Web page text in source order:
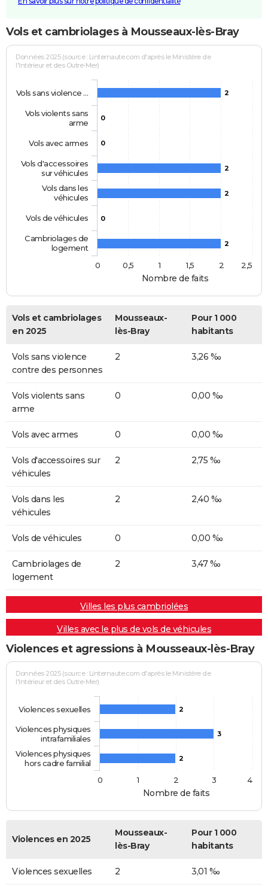
Vols et cambriolages à Mousseaux-lès-Bray
Nombre de faits
Données 2025 (source : Linternaute.com d'après le Ministère de
l'Intérieur et des Outre-Mer)
2
0
0
2
2
0
2
Vols sans violence …
Vols violents sans
arme
Vols avec armes
Vols d'accessoires
sur véhicules
Vols dans les
véhicules
Vols de véhicules
Cambriolages de
logement
0
0,5 1 1,5 2 2,5
Vols et cambriolages
en 2025
Mousseaux-
lès-Bray
Pour 1 000
habitants
Vols sans violence
contre des personnes
2 3,26 ‰
Vols violents sans
arme
0 0,00 ‰
Vols avec armes 0 0,00 ‰
Vols d'accessoires sur
véhicules
2 2,75 ‰
Vols dans les
véhicules
2 2,40 ‰
Vols de véhicules 0 0,00 ‰
Cambriolages de
logement
2 3,47 ‰
Villes les plus cambriolées
Villes avec le plus de vols de véhicules
Violences et agressions à Mousseaux-lès-Bray
Nombre de faits
Données 2025 (source : Linternaute.com d'après le Ministère de
l'Intérieur et des Outre-Mer)
2
3
2
Violences sexuelles
Violences physiques
intrafamiliales
Violences physiques
hors cadre familial
0
1 2 3 4
Violences en 2025
Mousseaux-
lès-Bray
Pour 1 000
habitants
Violences sexuelles 2 3,01 ‰